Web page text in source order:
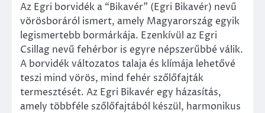
Az Egri borvidék a “Bikavér” (Egri Bikavér) nevű
vörösboráról ismert, amely Magyarország egyik
legismertebb bormárkája. Ezenkívül az Egri
Csillag nevű fehérbor is egyre népszerűbbé válik.
A borvidék változatos talaja és klímája lehetővé
teszi mind vörös, mind fehér szőlőfajták
termesztését. Az Egri Bikavér egy házasítás,
amely többféle szőlőfajtából készül, harmonikus